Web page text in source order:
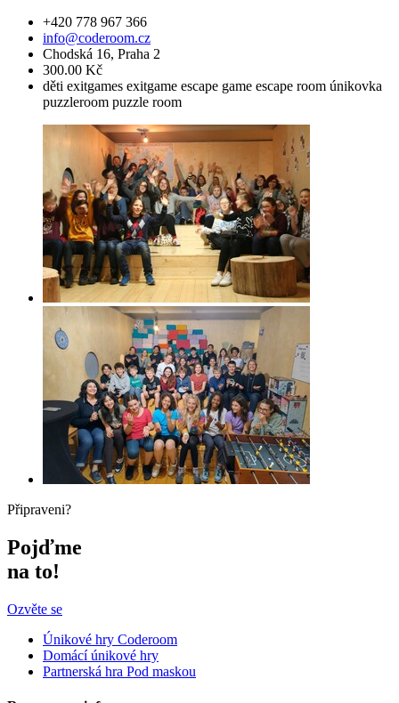
+420 778 967 366
info@coderoom.cz
Chodská 16, Praha 2
300.00 Kč
děti exitgames exitgame escape game escape room únikovka
puzzleroom puzzle room
Připraveni?
Pojďme
na to!
Ozvěte se
Únikové hry Coderoom
Domácí únikové hry
Partnerská hra Pod maskou